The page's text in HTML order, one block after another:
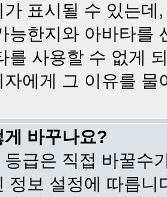
가 표시될 수 있는
능한지와 아바타를
를 사용할 수 없게
자에게 그 이유를 물
바꾸나요?
등급은 직접 바꿀수
정보 설정에 따릅